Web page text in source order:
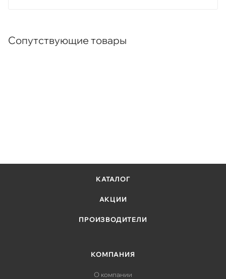
Сопутствующие товары
КАТАЛОГ
АКЦИИ
ПРОИЗВОДИТЕЛИ
КОМПАНИЯ
О компании